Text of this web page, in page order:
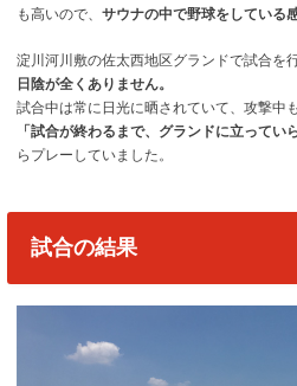
も高いので、サウナの中で野球をしている
淀川河川敷の佐太西地区グランドで試合を
日陰が全くありません。
試合中は常に日光に晒されていて、攻撃中
「試合が終わるまで、グランドに立ってい
らプレーしていました。
試合の結果